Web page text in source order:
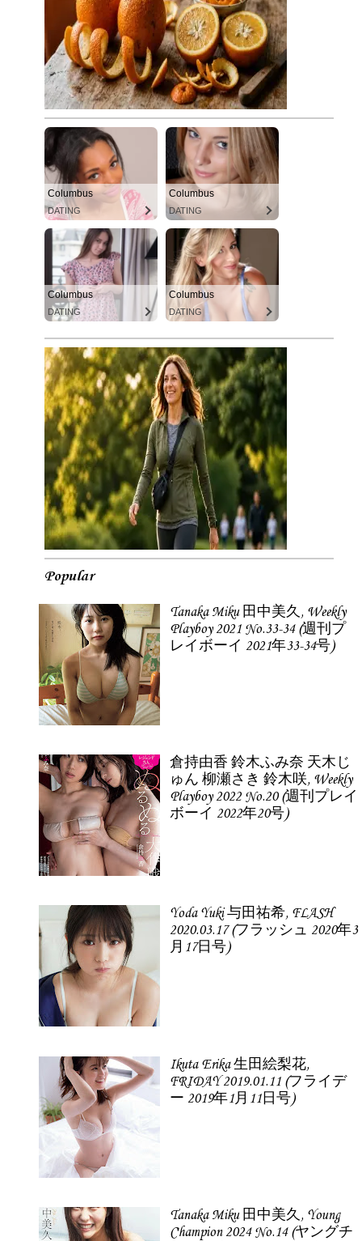
Columbus
DATING
Columbus
DATING
Columbus
DATING
Columbus
DATING
Popular
Tanaka Miku 田中美久, Weekly
Playboy 2021 No.33-34 (週刊プ
レイボーイ 2021年33-34号)
倉持由香 鈴木ふみ奈 天木じ
ゅん 柳瀬さき 鈴木咲, Weekly
Playboy 2022 No.20 (週刊プレイ
ボーイ 2022年20号)
Yoda Yuki 与田祐希, FLASH
2020.03.17 (フラッシュ 2020年3
月17日号)
Ikuta Erika 生田絵梨花,
FRIDAY 2019.01.11 (フライデ
ー 2019年1月11日号)
Tanaka Miku 田中美久, Young
Champion 2024 No.14 (ヤングチ